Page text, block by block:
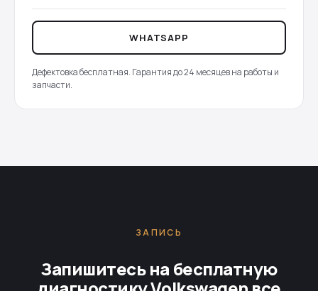
WHATSAPP
Дефектовка бесплатная. Гарантия до 24 месяцев на работы и
запчасти.
ЗАПИСЬ
Запишитесь на бесплатную